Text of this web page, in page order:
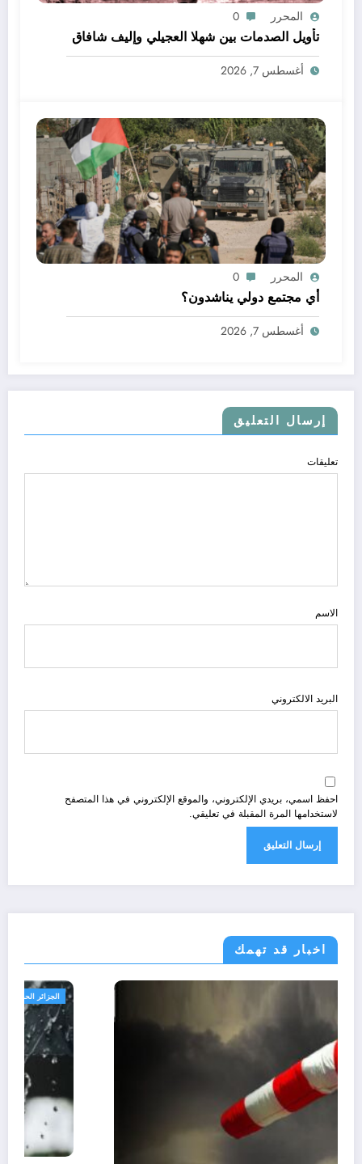
المحرر 0
تأويل الصدمات بين شهلا العجيلي وإليف شافاق
أغسطس 7, 2026
المحرر 0
أي مجتمع دولي يناشدون؟
أغسطس 7, 2026
إرسال التعليق
تعليقات
الاسم
البريد الالكتروني
احفظ اسمي، بريدي الإلكتروني، والموقع الإلكتروني في هذا المتصفح
لاستخدامها المرة المقبلة في تعليقي.
اخبار قد تهمك